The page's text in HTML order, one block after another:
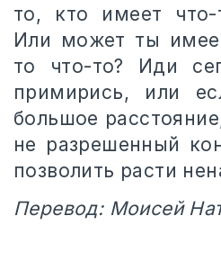
то, кто имеет что-
Или может ты
то что-то? Иди
примирись, или
большое
не разрешенный
позволить расти
Перевод: Моисей